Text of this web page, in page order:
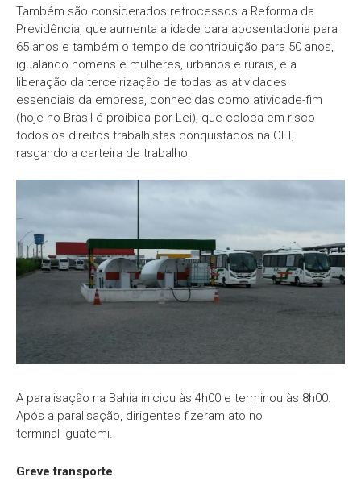
Também são considerados retrocessos a Reforma da
Previdência, que aumenta a idade para aposentadoria para
65 anos e também o tempo de contribuição para 50 anos,
igualando homens e mulheres, urbanos e rurais, e a
liberação da terceirização de todas as atividades
essenciais da empresa, conhecidas como atividade-fim
(hoje no Brasil é proibida por Lei), que coloca em risco
todos os direitos trabalhistas conquistados na CLT,
rasgando a carteira de trabalho.
A paralisação na Bahia iniciou às 4h00 e terminou às 8h00.
Após a paralisação, dirigentes fizeram ato no
terminal Iguatemi.
Greve transporte